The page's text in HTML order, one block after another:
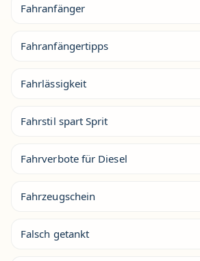
Fahranfänger
Fahranfängertipps
Fahrlässigkeit
Fahrstil spart Sprit
Fahrverbote für Diesel
Fahrzeugschein
Falsch getankt